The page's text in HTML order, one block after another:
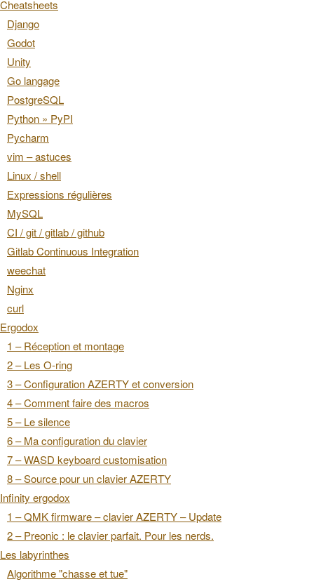
Cheatsheets
Django
Godot
Unity
Go langage
PostgreSQL
Python » PyPI
Pycharm
vim – astuces
Linux / shell
Expressions régulières
MySQL
CI / git / gitlab / github
Gitlab Continuous Integration
weechat
Nginx
curl
Ergodox
1 – Réception et montage
2 – Les O-ring
3 – Configuration AZERTY et conversion
4 – Comment faire des macros
5 – Le silence
6 – Ma configuration du clavier
7 – WASD keyboard customisation
8 – Source pour un clavier AZERTY
Infinity ergodox
1 – QMK firmware – clavier AZERTY – Update
2 – Preonic : le clavier parfait. Pour les nerds.
Les labyrinthes
Algorithme "chasse et tue"